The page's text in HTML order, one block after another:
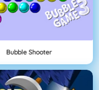
Bubble Shooter